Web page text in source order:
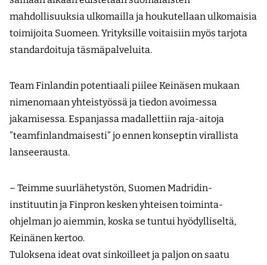
mahdollisuuksia ulkomailla ja houkutellaan ulkomaisia
toimijoita Suomeen. Yrityksille voitaisiin myös tarjota
standardoituja täsmäpalveluita.
Team Finlandin potentiaali piilee Keinäsen mukaan
nimenomaan yhteistyössä ja tiedon avoimessa
jakamisessa. Espanjassa madallettiin raja-aitoja
”teamfinlandmaisesti” jo ennen konseptin virallista
lanseerausta.
– Teimme suurlähetystön, Suomen Madridin-
instituutin ja Finpron kesken yhteisen toiminta­
ohjelman jo aiemmin, koska se tuntui hyödylliseltä,
Keinänen kertoo.
Tuloksena ideat ovat sinkoilleet ja paljon on saatu